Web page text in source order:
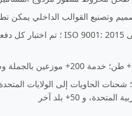
وتصنيع القوالب الداخلي يمكن
شحنات الحاويات إلى الولايات
و 50+ بلد آخر